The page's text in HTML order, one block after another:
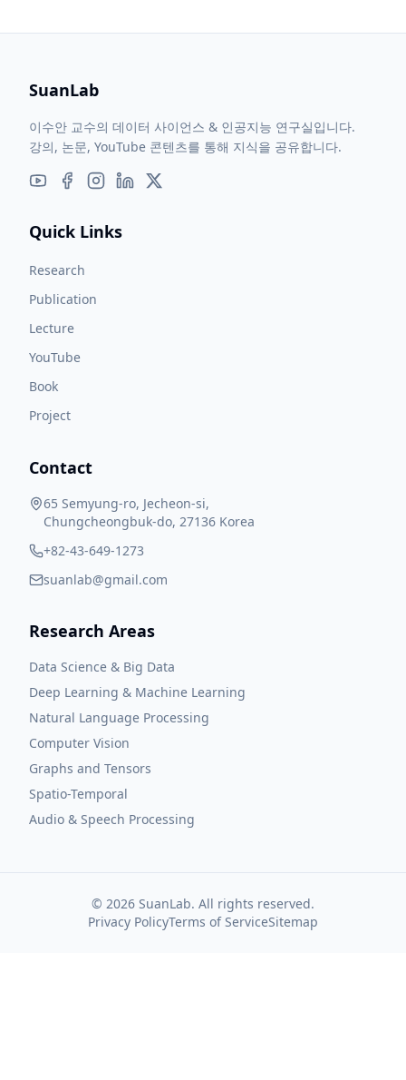
SuanLab
이수안 교수의 데이터 사이언스 & 인공지능 연구실입니다.
강의, 논문, YouTube 콘텐츠를 통해 지식을 공유합니다.
Quick Links
Research
Publication
Lecture
YouTube
Book
Project
Contact
65 Semyung-ro, Jecheon-si,
Chungcheongbuk-do, 27136 Korea
+82-43-649-1273
suanlab@gmail.com
Research Areas
Data Science & Big Data
Deep Learning & Machine Learning
Natural Language Processing
Computer Vision
Graphs and Tensors
Spatio-Temporal
Audio & Speech Processing
© 2026 SuanLab. All rights reserved.
Privacy PolicyTerms of ServiceSitemap